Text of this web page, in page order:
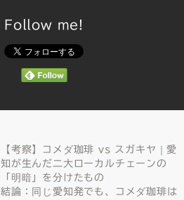
Follow me!
【考察】コメダ珈琲 vs スガキヤ｜愛
知が生んだ二大ローカルチェーンの
「明暗」を分けたもの
結論：同じ愛知発でも、コメダ珈琲は